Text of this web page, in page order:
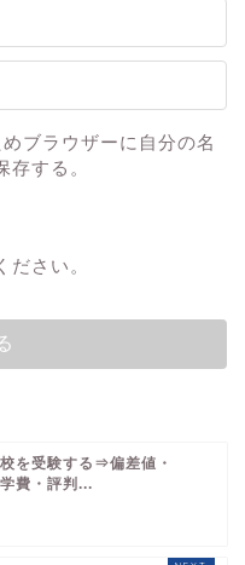
ブラウザーに自分の名
する。
ださい。
を受験する⇒偏差値・
費・評判...